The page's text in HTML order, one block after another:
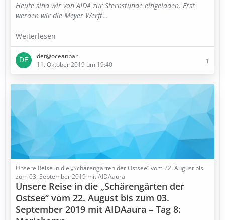
Heute sind wir von AIDA zur Sternstunde eingeladen. Erst
werden wir die Meyer Werft…
Weiterlesen
det@oceanbar
11. Oktober 2019 um 19:40
1
Unsere Reise in die „Schärengärten der Ostsee“ vom 22. August bis
zum 03. September 2019 mit AIDAaura
Unsere Reise in die „Schärengärten der
Ostsee“ vom 22. August bis zum 03.
September 2019 mit AIDAaura – Tag 8: